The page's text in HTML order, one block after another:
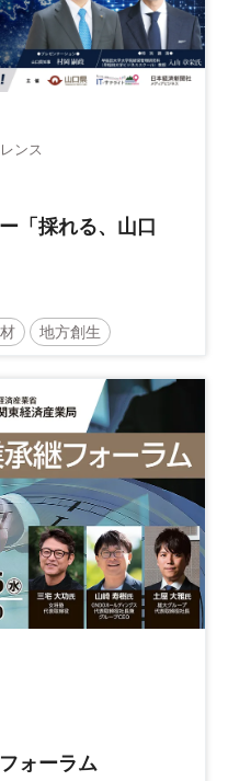
ンス
「採れる、山口
地方創生
ォーラム